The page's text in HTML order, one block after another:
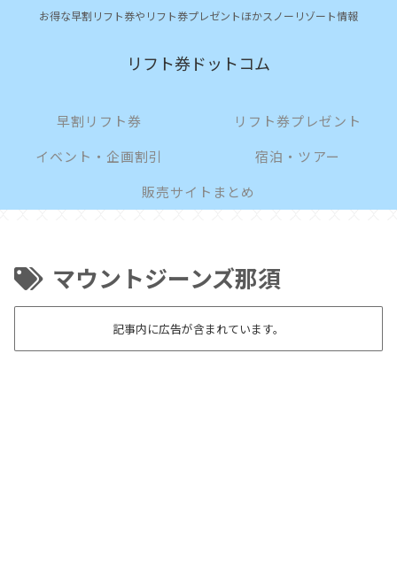
お得な早割リフト券やリフト券プレゼントほかスノーリゾート情報
リフト券ドットコム
早割リフト券
リフト券プレゼント
イベント・企画割引
宿泊・ツアー
販売サイトまとめ
マウントジーンズ那須
記事内に広告が含まれています。